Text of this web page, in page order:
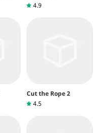
4.9
Cut the Rope 2
4.5